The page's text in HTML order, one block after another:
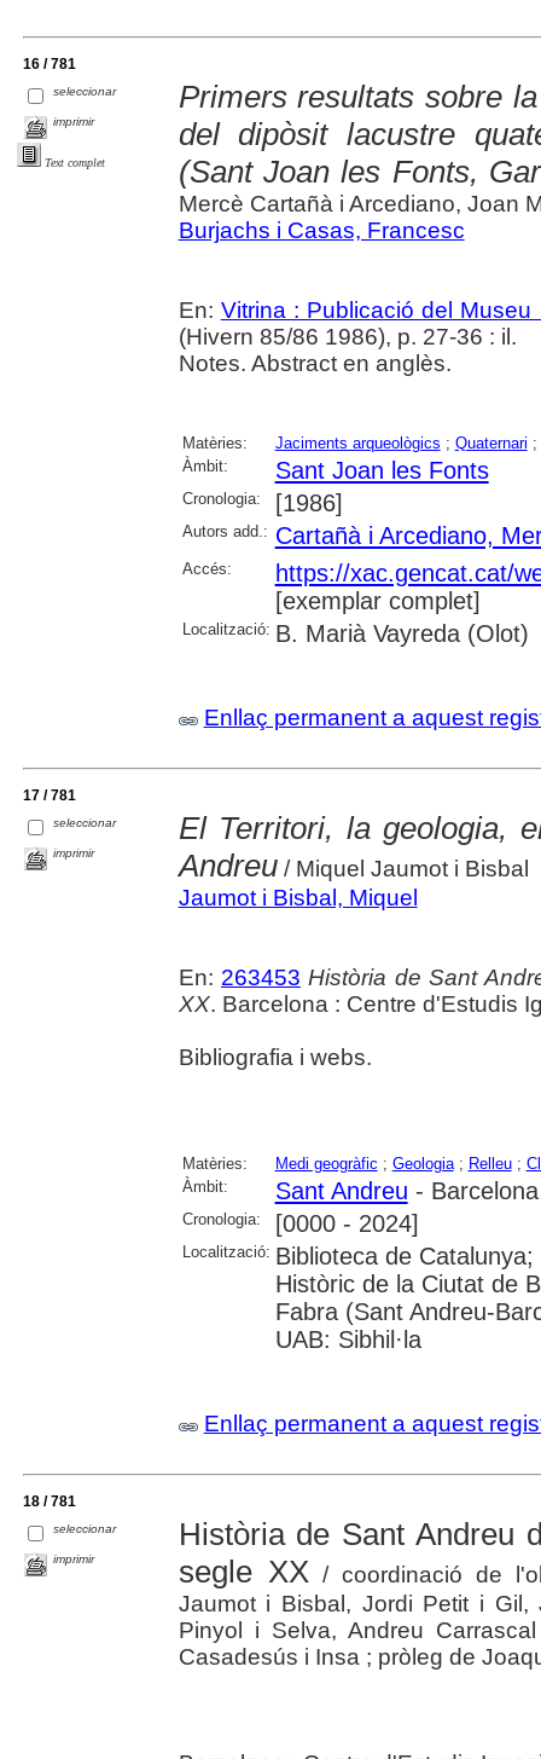
16 / 781
seleccionar
imprimir
Text complet
Primers resultats sobre
del dipòsit lacustre
(Sant Joan les Fonts,
Mercè Cartañà i Arcediano, Joan
Burjachs i Casas, Francesc
En: Vitrina : Publicació del
(Hivern 85/86 1986), p. 27-36 : il.
Notes. Abstract en anglès.
Matèries: Jaciments arqueològics ; Quaternari ;
Àmbit:
Sant Joan les Fonts
Cronologia: [1986]
Autors add.: Cartañà i Arcediano,
Accés:
https://xac.gencat.cat/
[exemplar complet]
Localització: B. Marià Vayreda (Olot)
Enllaç permanent a aquest
17 / 781
seleccionar
imprimir
El Territori, la geologia,
Andreu/ Miquel Jaumot i Bisbal
Jaumot i Bisbal, Miquel
En: 263453 Història de Sant
XX. Barcelona : Centre d'Estudis
Bibliografia i webs.
Matèries: Medi geogràfic ; Geologia; Relleu;
Àmbit:
Sant Andreu - Barcelona
Cronologia: [0000 - 2024]
Localització: Biblioteca de
Històric de la Ciutat de
Fabra (Sant Andreu-
UAB: Sibhil·la
Enllaç permanent a aquest
18 / 781
seleccionar
imprimir
Història de Sant Andreu
segle XX / coordinació de
Jaumot i Bisbal, Jordi Petit i
Pinyol i Selva, Andreu
Casadesús i Insa ; pròleg de